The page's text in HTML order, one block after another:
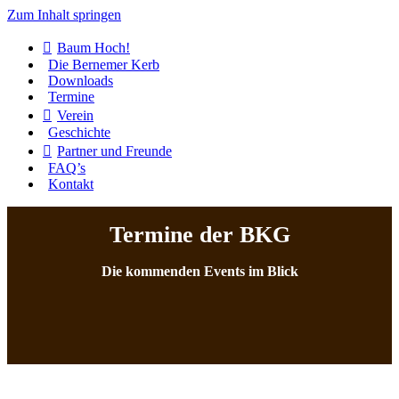
Zum Inhalt springen
Baum Hoch!
Die Bernemer Kerb
Downloads
Termine
Verein
Geschichte
Partner und Freunde
FAQ’s
Kontakt
Termine der BKG
Die kommenden Events im Blick